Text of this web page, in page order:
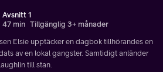
Avsnitt 1
47 min Tillgänglig 3+ månader
Elsie upptäcker en dagbok tillhörandes en
av en lokal gangster. Samtidigt anländer
till stan.